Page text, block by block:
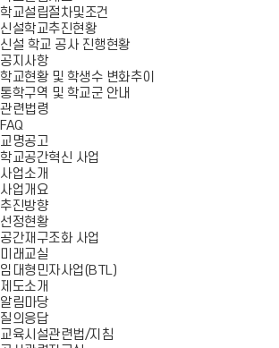
학교설립절차및조건
신설학교추진현황
신설 학교 공사 진행현황
공지사항
학교현황 및 학생수 변화추이
통학구역 및 학교군 안내
관련법령
FAQ
교명공고
학교공간혁신 사업
사업소개
사업개요
추진방향
선정현황
공간재구조화 사업
미래교실
임대형민자사업(BTL)
제도소개
알림마당
질의응답
교육시설관련법/지침